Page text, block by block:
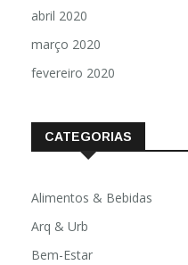
abril 2020
março 2020
fevereiro 2020
CATEGORIAS
Alimentos & Bebidas
Arq & Urb
Bem-Estar